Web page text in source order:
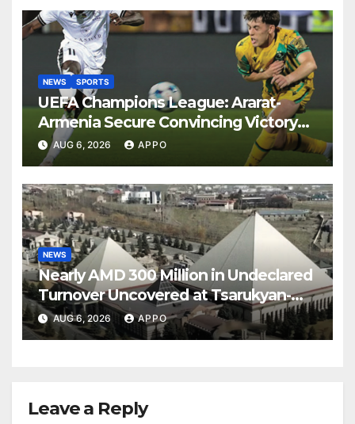
NEWS SPORTS
UEFA Champions League: Ararat-
Armenia Secure Convincing Victory
Over Shamrock Rovers 2-0
AUG 6, 2026 APPO
NEWS
Nearly AMD 300 Million in Undeclared
Turnover Uncovered at Tsarukyan-
Owned Entertainment Center
AUG 6, 2026 APPO
Leave a Reply